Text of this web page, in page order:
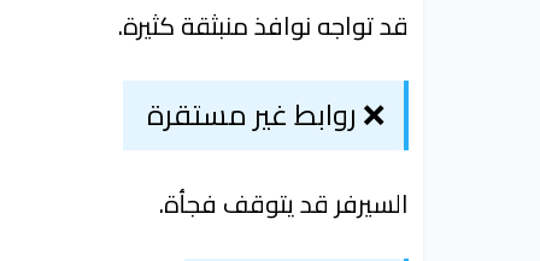
قد تواجه نوافذ منبثقة كثيرة.
❌ روابط غير مستقرة
السيرفر قد يتوقف فجأة.